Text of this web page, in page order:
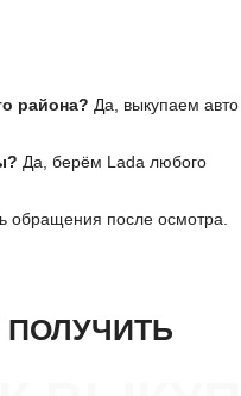
района? Да, выкупаем авто
Да, берём Lada любого
обращения после осмотра.